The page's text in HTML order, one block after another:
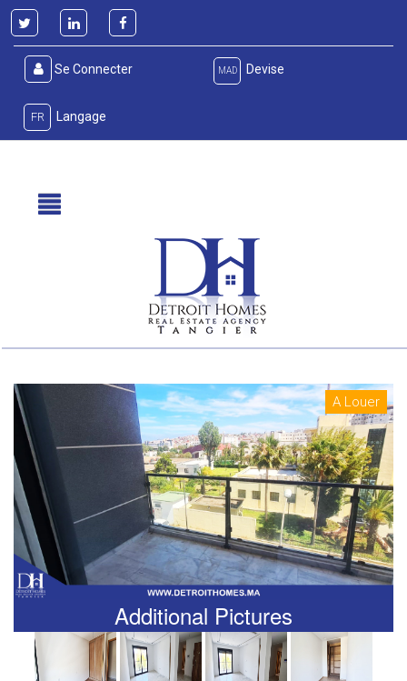
Se Connecter MAD Devise
FR Langage
A Louer
Additional Pictures